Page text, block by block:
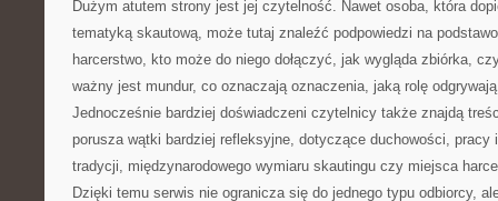
Dużym atutem strony jest jej czytelność. Nawet osoba, która
tematyką skautową, może tutaj znaleźć podpowiedzi na
harcerstwo, kto może do niego dołączyć, jak wygląda zbiórka,
ważny jest mundur, co oznaczają oznaczenia, jaką rolę
Jednocześnie bardziej doświadczeni czytelnicy także znajdą
porusza wątki bardziej refleksyjne, dotyczące duchowości, pracy
tradycji, międzynarodowego wymiaru skautingu czy miejsca
Dzięki temu serwis nie ogranicza się do jednego typu odbiorcy,